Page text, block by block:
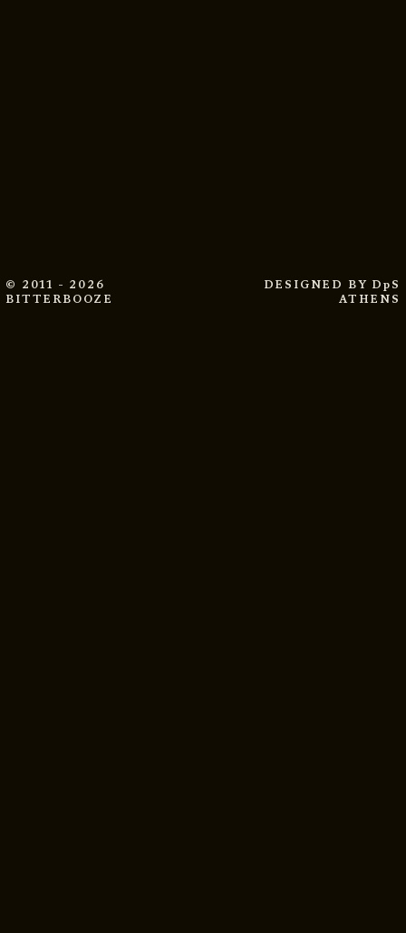
© 2011 - 2026
BITTERBOOZE
DESIGNED BY DpS
ATHENS